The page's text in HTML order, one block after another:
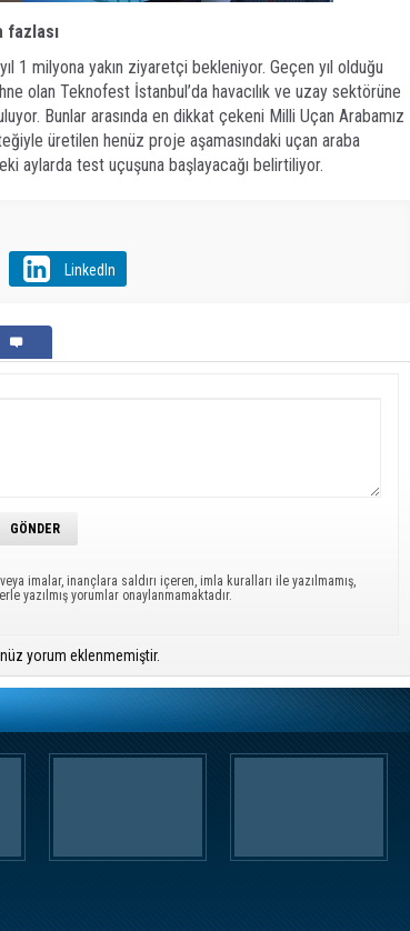
fazlası
1 milyona yakın ziyaretçi bekleniyor. Geçen yıl olduğu
olan Teknofest İstanbul’da havacılık ve uzay sektörüne
Bunlar arasında en dikkat çekeni Milli Uçan Arabamız
üretilen henüz proje aşamasındaki uçan araba
aylarda test uçuşuna başlayacağı belirtiliyor.
LinkedIn
imalar, inançlara saldırı içeren, imla kuralları ile yazılmamış,
yazılmış yorumlar onaylanmamaktadır.
yorum eklenmemiştir.